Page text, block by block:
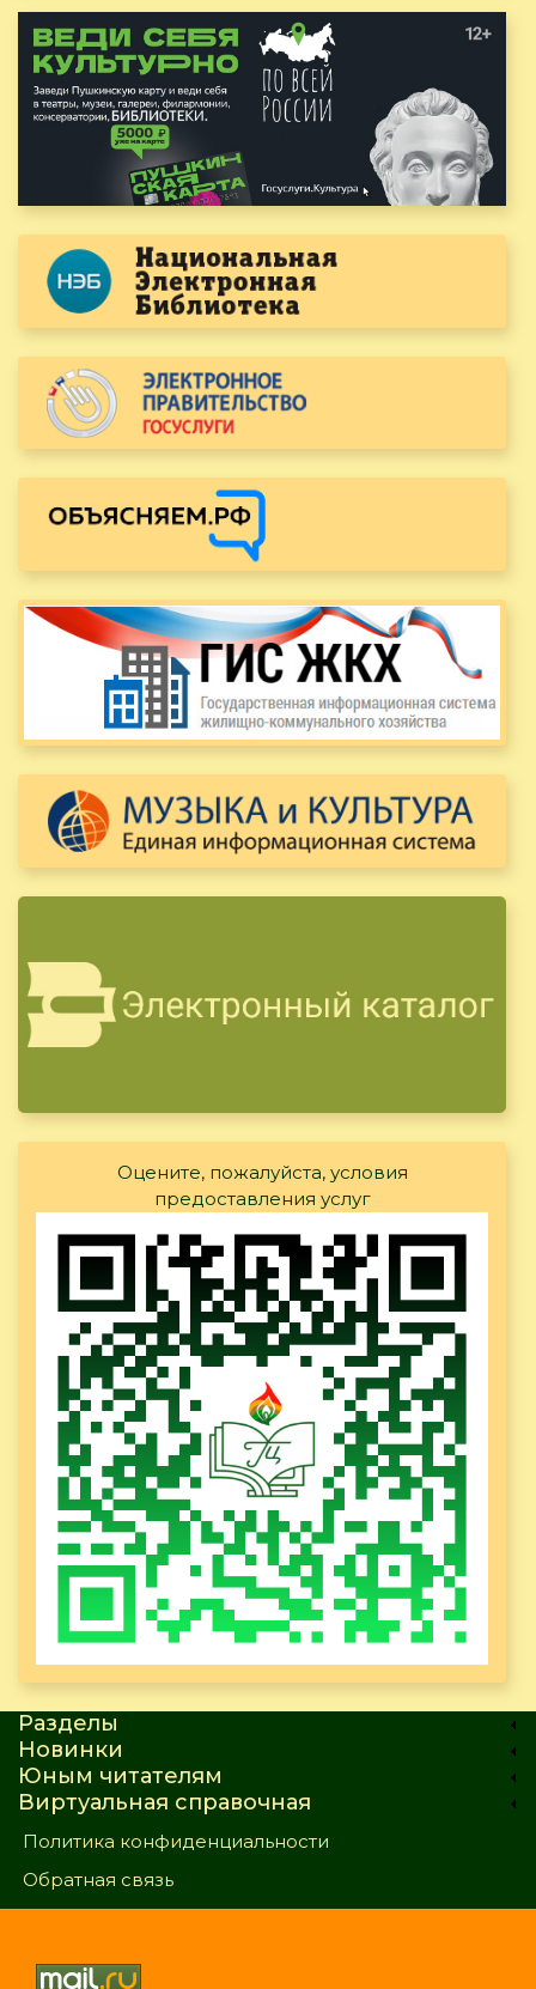
Оцените, пожалуйста, условия
предоставления услуг
Разделы
Новинки
Юным читателям
Виртуальная справочная
Политика конфиденциальности
Обратная связь